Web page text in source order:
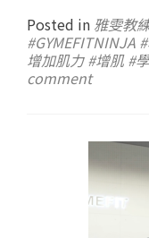
Posted in 雅雯教
#GYMEFITNINJA
增加肌力 #增肌 #
comment